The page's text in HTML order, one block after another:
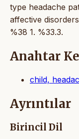
type headache
affective
%38 1. %33.3.
Anahtar
child,
Ayrıntılar
Birincil Dil